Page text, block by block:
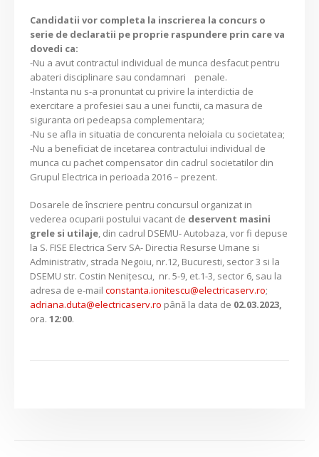
Candidatii vor completa la inscrierea la concurs o
serie de declaratii pe proprie raspundere prin care va
dovedi ca:
-Nu a avut contractul individual de munca desfacut pentru
abateri disciplinare sau condamnari penale.
-Instanta nu s-a pronuntat cu privire la interdictia de
exercitare a profesiei sau a unei functii, ca masura de
siguranta ori pedeapsa complementara;
-Nu se afla in situatia de concurenta neloiala cu societatea;
-Nu a beneficiat de incetarea contractului individual de
munca cu pachet compensator din cadrul societatilor din
Grupul Electrica in perioada 2016 – prezent.
Dosarele de înscriere pentru concursul organizat in
vederea ocuparii postului vacant de deservent masini
grele si utilaje, din cadrul DSEMU- Autobaza, vor fi depuse
la S. FISE Electrica Serv SA- Directia Resurse Umane si
Administrativ, strada Negoiu, nr.12, Bucuresti, sector 3 si la
DSEMU str. Costin Neniţescu, nr. 5-9, et.1-3, sector 6, sau la
adresa de e-mailconstanta.ionitescu@electricaserv.ro;
adriana.duta@electricaserv.ro până la data de 02.03.2023,
ora.12:00.